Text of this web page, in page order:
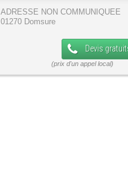
ADRESSE NON COMMUNIQUEE
01270 Domsure
Devis